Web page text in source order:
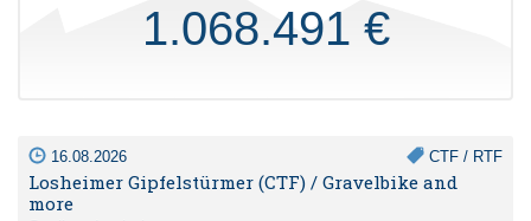
1.068.491 €
16.08.2026 CTF / RTF
Losheimer Gipfelstürmer (CTF) / Gravelbike and
more